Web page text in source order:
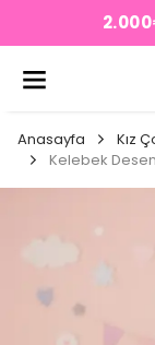
Anasayfa Kız
Kelebek Desen